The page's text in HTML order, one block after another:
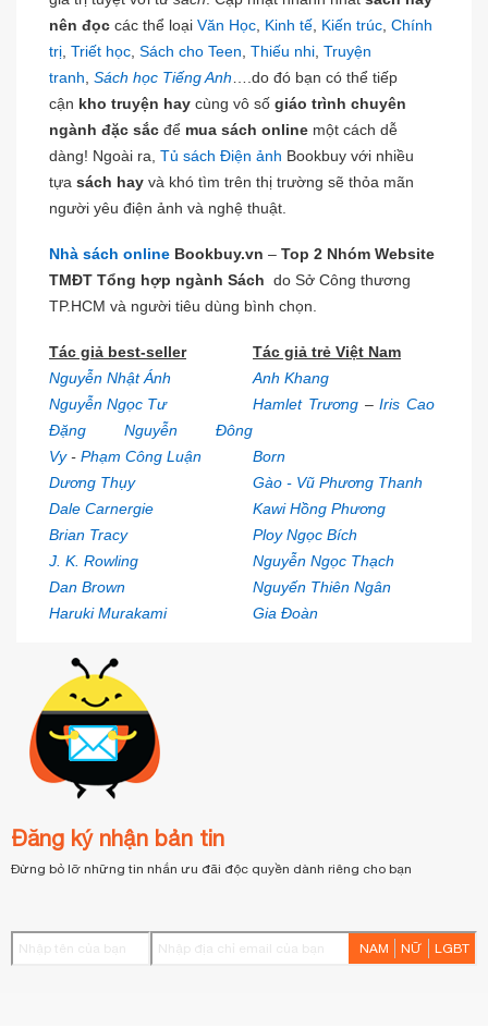
nên đọc các thể loại Văn Học Kinh tế Kiến trúc Chính
trị Triết học Sách cho Teen Thiếu nhi Truyện
tranh Sách học Tiếng Anh ….do đó bạn có thể tiếp
cận kho truyện hay cùng vô số giáo trình chuyên
ngành đặc sắc để mua sách online một cách dễ
dàng! Ngoài ra, Tủ sách Điện ảnh Bookbuy với nhiều
tựa sách hay và khó tìm trên thị trường sẽ thỏa mãn
người yêu điện ảnh và nghệ thuật.
Nhà sách online Bookbuy.vn – Top 2 Nhóm Website
TMĐT Tổng hợp ngành Sách do Sở Công thương
TP.HCM và người tiêu dùng bình chọn.
Tác giả best-seller
Nguyễn Nhật Ánh
Nguyễn Ngọc Tư
Đặng Nguyễn Đông
Vy - Phạm Công Luận
Dương Thụy
Dale Carnergie
Brian Tracy
J. K. Rowling
Dan Brown
Haruki Murakami
Tác giả trẻ Việt Nam
Anh Khang
Hamlet Trương – Iris Cao
Born
Gào - Vũ Phương Thanh
Kawi Hồng Phương
Ploy Ngọc Bích
Nguyễn Ngọc Thạch
Nguyến Thiên Ngân
Gia Đoàn
Đăng ký nhận bản tin
Đừng bỏ lỡ những tin nhắn ưu đãi độc quyền dành riêng cho bạn
NAM NỮ LGBT